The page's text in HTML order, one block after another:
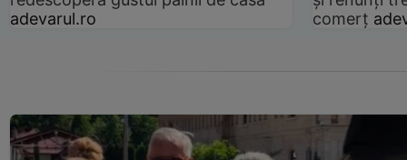
adevarul.ro
comerț